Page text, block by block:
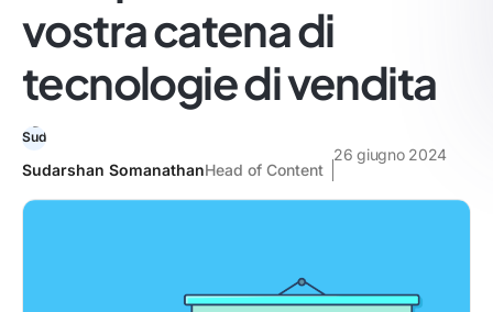
vostra catena di
tecnologie di vendita
Sudarshan SomanathanHead of Content
26 giugno 2024